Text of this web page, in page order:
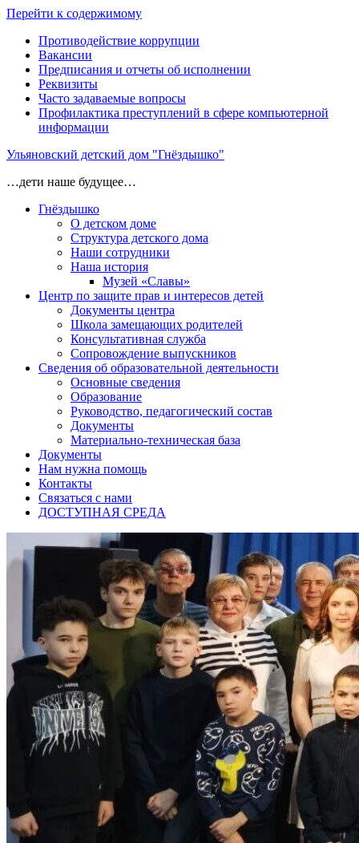
Перейти к содержимому
Противодействие коррупции
Вакансии
Предписания и отчеты об исполнении
Реквизиты
Часто задаваемые вопросы
Профилактика преступлений в сфере компьютерной
информации
Ульяновский детский дом "Гнёздышко"
…дети наше будущее…
Гнёздышко
О детском доме
Структура детского дома
Наши сотрудники
Наша история
Музей «Славы»
Центр по защите прав и интересов детей
Документы центра
Школа замещающих родителей
Консультативная служба
Сопровождение выпускников
Сведения об образовательной деятельности
Основные сведения
Образование
Руководство, педагогический состав
Документы
Материально-техническая база
Документы
Нам нужна помощь
Контакты
Связаться с нами
ДОСТУПНАЯ СРЕДА